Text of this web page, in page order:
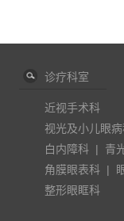
诊疗科室
近视手术科
视光及小儿眼病
白内障科 | 青
角膜眼表科 |
整形眼眶科